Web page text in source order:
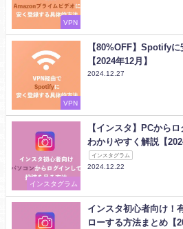
VPN
VPN
【80%OFF】Spotify
【2024年12月】
2024.12.27
インスタグラム
【インスタ】PCから
わかりやすく解説【
インスタグラム
2024.12.22
インスタ初心者向け！
ローする方法まとめ【